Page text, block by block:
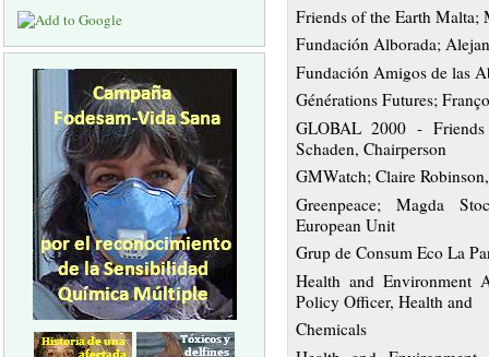
Friends of the Earth Malta;
Fundación Alborada;
Fundación Amigos de las
Générations Futures;
GLOBAL 2000 -
Schaden, Chairperson
GMWatch; Claire
Greenpeace; Magda
European Unit
Grup de Consum Eco La
Health and Environment
Policy Officer, Health and
Chemicals